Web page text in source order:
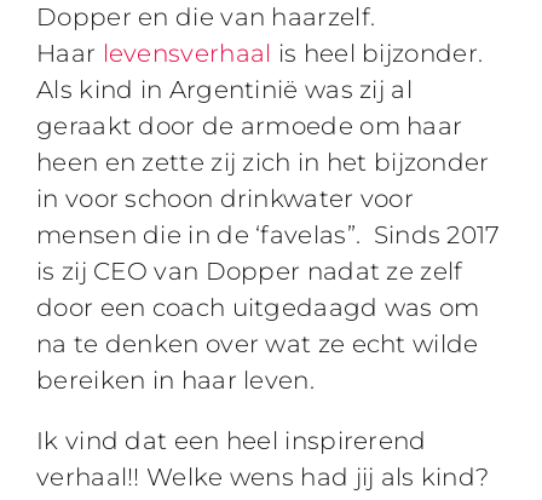
Dopper en die van haarzelf.
Haar levensverhaal is heel bijzonder.
Als kind in Argentinië was zij al
geraakt door de armoede om haar
heen en zette zij zich in het bijzonder
in voor schoon drinkwater voor
mensen die in de ‘favelas”. Sinds 2017
is zij CEO van Dopper nadat ze zelf
door een coach uitgedaagd was om
na te denken over wat ze echt wilde
bereiken in haar leven.
Ik vind dat een heel inspirerend
verhaal!! Welke wens had jij als kind?